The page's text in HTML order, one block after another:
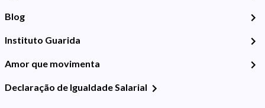
Blog
Instituto Guarida
Amor que movimenta
Declaração de Igualdade Salarial